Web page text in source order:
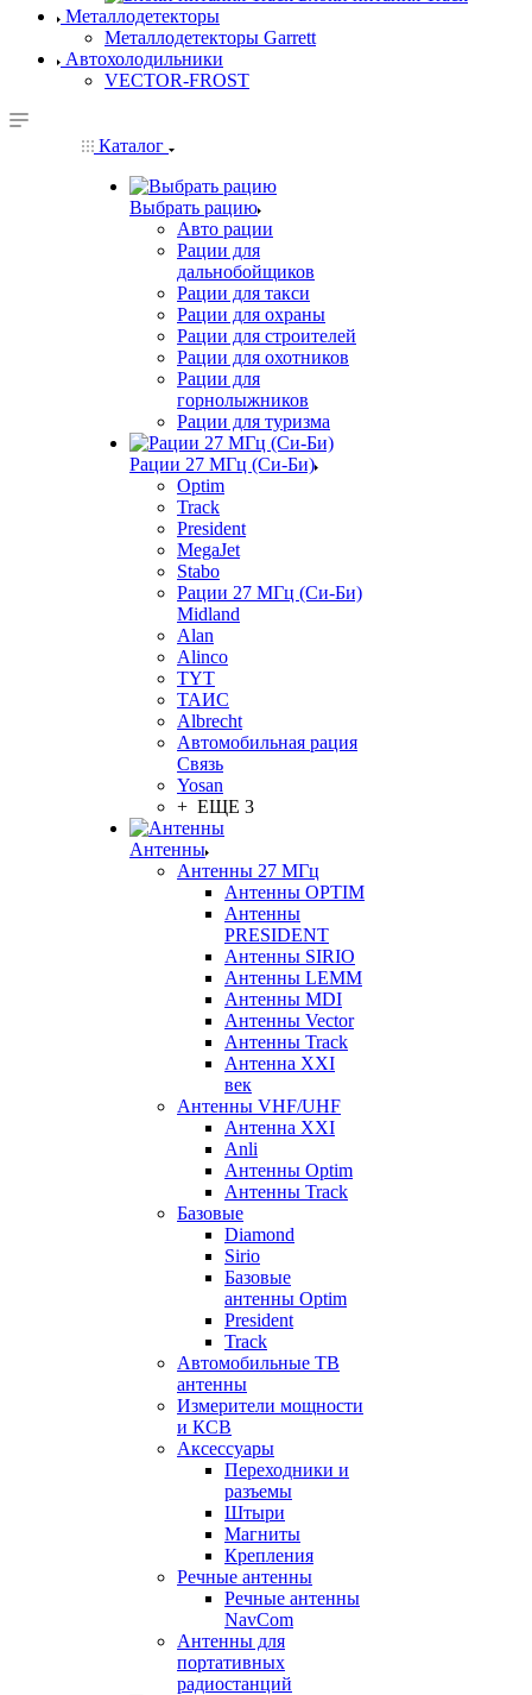
Металлодетекторы
Металлодетекторы Garrett
Автохолодильники
VECTOR-FROST
Каталог
Выбрать рацию
Авто рации
Рации для
дальнобойщиков
Рации для такси
Рации для охраны
Рации для строителей
Рации для охотников
Рации для
горнолыжников
Рации для туризма
Рации 27 МГц (Си-Би)
Optim
Track
President
MegaJet
Stabo
Рации 27 МГц (Си-Би)
Midland
Alan
Alinco
TYT
ТАИС
Albrecht
Автомобильная рация
Связь
Yosan
+ ЕЩЕ 3
Антенны
Антенны 27 МГц
Антенны OPTIM
Антенны
PRESIDENT
Антенны SIRIO
Антенны LEMM
Антенны MDI
Антенны Vector
Антенны Track
Антенна XXI
век
Антенны VHF/UHF
Антенна XXI
Anli
Антенны Optim
Антенны Track
Базовые
Diamond
Sirio
Базовые
антенны Optim
President
Track
Автомобильные ТВ
антенны
Измерители мощности
и КСВ
Аксессуары
Переходники и
разъемы
Штыри
Магниты
Крепления
Речные антенны
Речные антенны
NavCom
Антенны для
портативных
радиостанций